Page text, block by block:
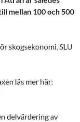
mellan 100 och 500
skogsekonomi, SLU
läs mer här:
delvärdering av